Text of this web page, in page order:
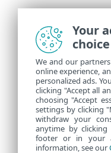
Your
choice
We and our
online experience,
personalized ads.
clicking "Accept all
choosing "Accept
settings by clicking
withdraw your
anytime by
footer or in your
information, see our